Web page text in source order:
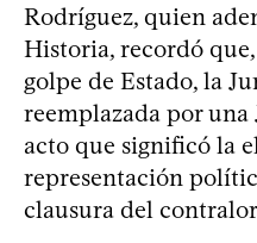
Rodríguez, quien
Historia, recordó
golpe de Estado, la
reemplazada por una
acto que significó la
representación
clausura del